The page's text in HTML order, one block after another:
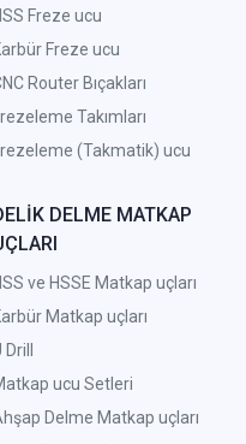
Freze ucu
Freze ucu
Router Bıçakları
Takımları
(Takmatik) ucu
DELME MATKAP
ve HSSE Matkap uçları
Matkap uçları
Drill
ucu Setleri
hşap Delme Matkap uçları